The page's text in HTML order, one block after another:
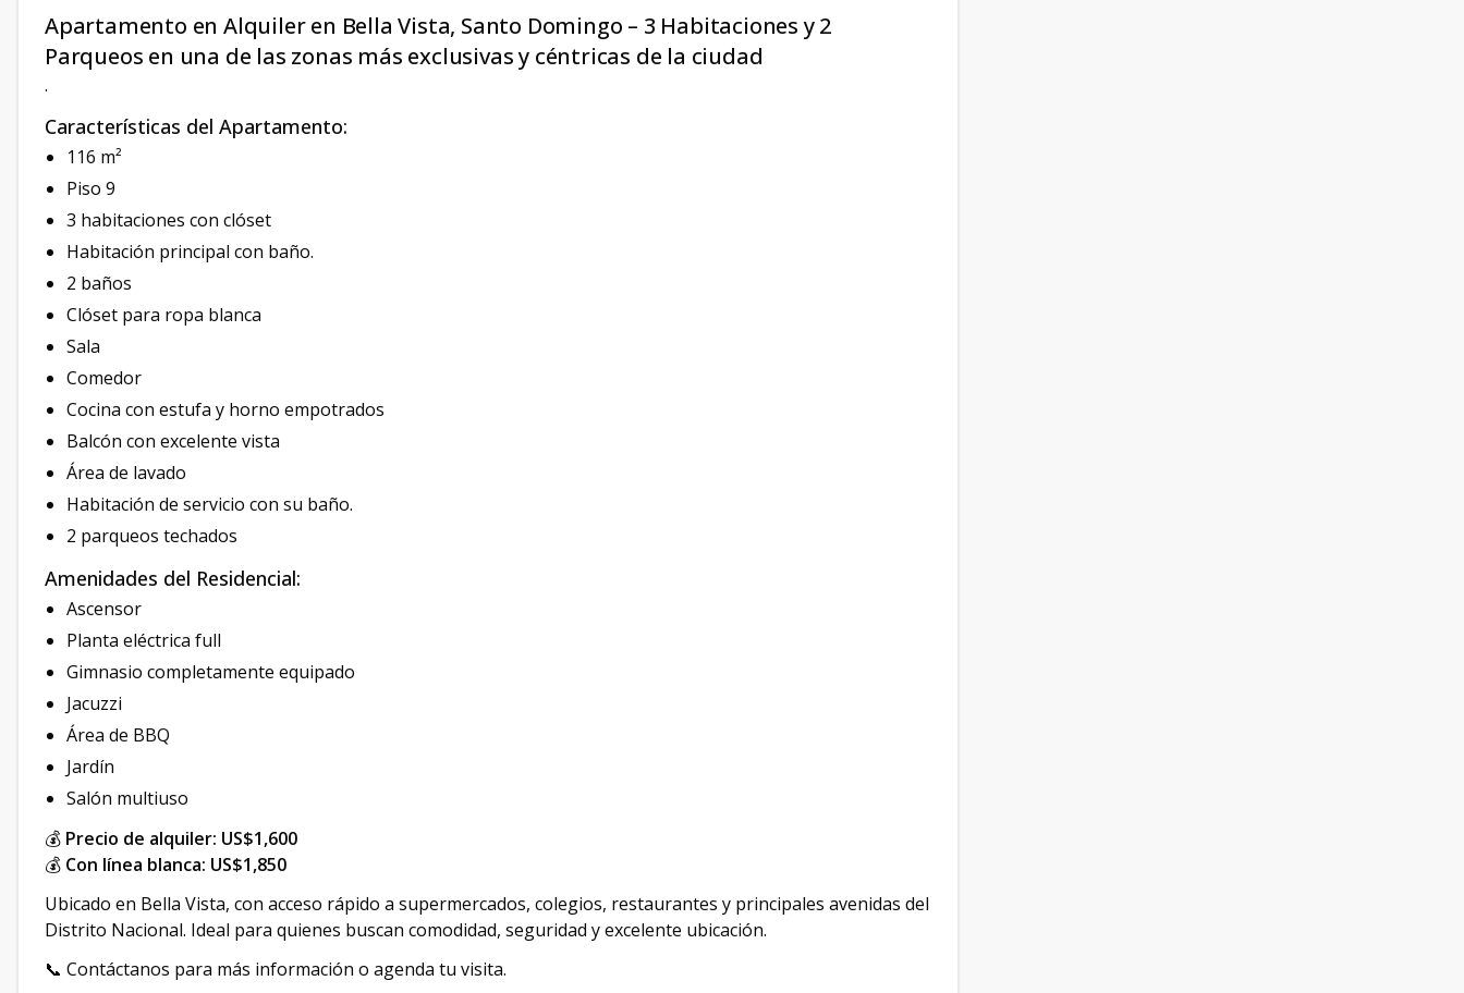
Apartamento en Alquiler en Bella Vista, Santo Domingo – 3 Habitaciones y 2
Parqueos en una de las zonas más exclusivas y céntricas de la ciudad
.
Características del Apartamento:
116 m²
Piso 9
3 habitaciones con clóset
Habitación principal con baño.
2 baños
Clóset para ropa blanca
Sala
Comedor
Cocina con estufa y horno empotrados
Balcón con excelente vista
Área de lavado
Habitación de servicio con su baño.
2 parqueos techados
Amenidades del Residencial:
Ascensor
Planta eléctrica full
Gimnasio completamente equipado
Jacuzzi
Área de BBQ
Jardín
Salón multiuso
💰 Precio de alquiler: US$1,600
💰 Con línea blanca: US$1,850
Ubicado en Bella Vista, con acceso rápido a supermercados, colegios, restaurantes y principales avenidas del
Distrito Nacional. Ideal para quienes buscan comodidad, seguridad y excelente ubicación.
📞 Contáctanos para más información o agenda tu visita.